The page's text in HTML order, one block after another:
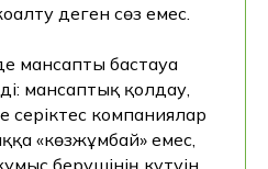
деген сөз емес.
мансапты бастауға
мансаптық қолдау,
компаниялар
«көзжұмбай» емес,
берушінің күтуін